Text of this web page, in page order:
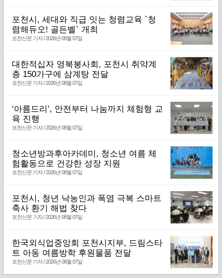
포천시, 세대와 직급 잇는 청렴교육 `청
렴해듀오! 골든벨` 개최
포천신문 기자 / 2026년 08월 07일
대한적십자 영북봉사회, 포천시 취약계
층 150가구에 삼계탕 전달
포천신문 기자 / 2026년 08월 07일
‘아름드리’, 안전부터 나눔까지 체험형 교
육 진행
포천신문 기자 / 2026년 08월 07일
청소년방과후아카데미, 청소년 여름 체
험활동으로 건강한 성장 지원
포천신문 기자 / 2026년 08월 07일
포천시, 청년 낙농인과 폭염 극복 스마트
축사 환기 해법 찾다
포천신문 기자 / 2026년 08월 07일
한국외식업중앙회 포천시지부, 드림스타
트 아동 여름방학 후원물품 전달
포천신문 기자 / 2026년 08월 07일